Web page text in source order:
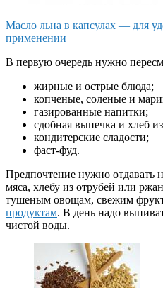
Масло льна в капсулах — для
применении
В первую очередь нужно
жирные и острые блюда;
копченые, соленые и
газированные напитки;
сдобная выпечка и хлеб
кондитерские сладости;
фаст-фуд.
Предпочтение нужно
мяса, хлебу из отрубей или
тушеным овощам, свежим
продуктам. В день надо
чистой воды.